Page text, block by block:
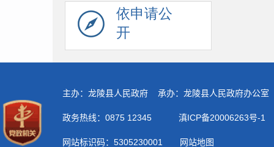
依申请公
开